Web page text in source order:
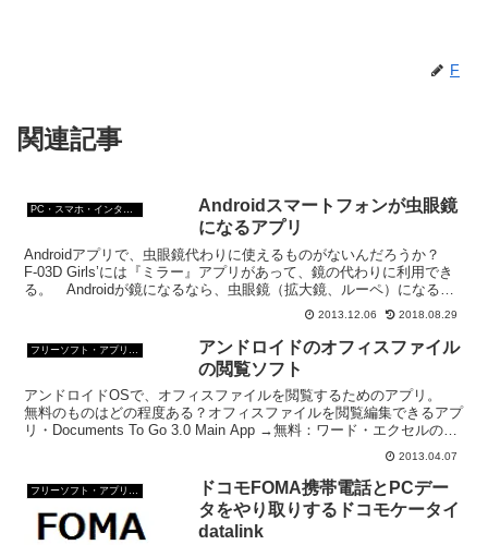
F
関連記事
Androidスマートフォンが虫眼鏡
になるアプリ
Androidアプリで、虫眼鏡代わりに使えるものがないんだろうか？
F-03D Girls’には『ミラー』アプリがあって、鏡の代わりに利用でき
る。 Androidが鏡になるなら、虫眼鏡（拡大鏡、ルーペ）になるア
2013.12.06 2018.08.29
アンドロイドのオフィスファイル
の閲覧ソフト
アンドロイドOSで、オフィスファイルを閲覧するためのアプリ。
無料のものはどの程度ある？オフィスファイルを閲覧編集できるアプ
リ・Documents To Go 3.0 Main App →無料：ワード・エクセルの閲
2013.04.07
フリーソフト・アプリ・Webサービス
ドコモFOMA携帯電話とPCデー
タをやり取りするドコモケータイ
datalink